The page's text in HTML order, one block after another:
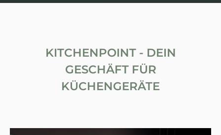
KITCHENPOINT - DEIN
GESCHÄFT FÜR
KÜCHENGERÄTE